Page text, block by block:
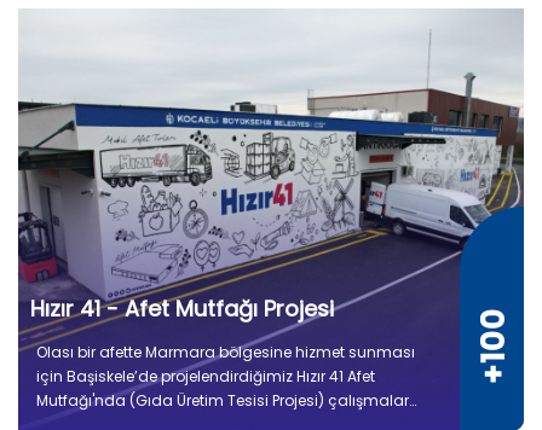
Hızır 41 - Afet Mutfağı Projesi
Olası bir afette Marmara bölgesine hizmet sunması
için Başiskele’de projelendirdiğimiz Hızır 41 Afet
Mutfağı'nda (Gıda Üretim Tesisi Projesi) çalışmalar